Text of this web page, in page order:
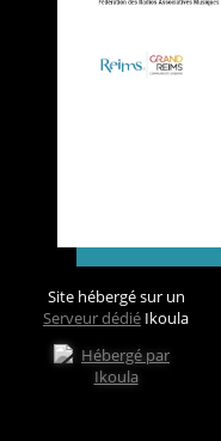
Site hébergé sur un
Serveur dédié Ikoula